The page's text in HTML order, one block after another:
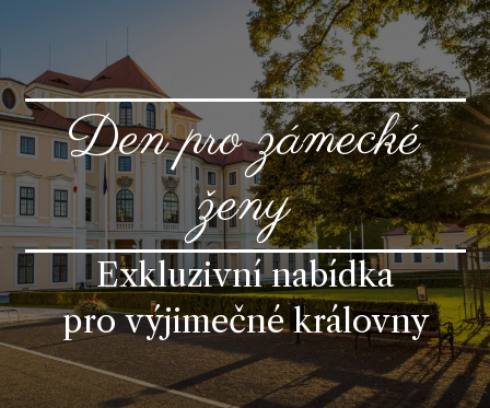
Den pro zámecké
ženy
Exkluzivní nabídka
pro výjimečné královny